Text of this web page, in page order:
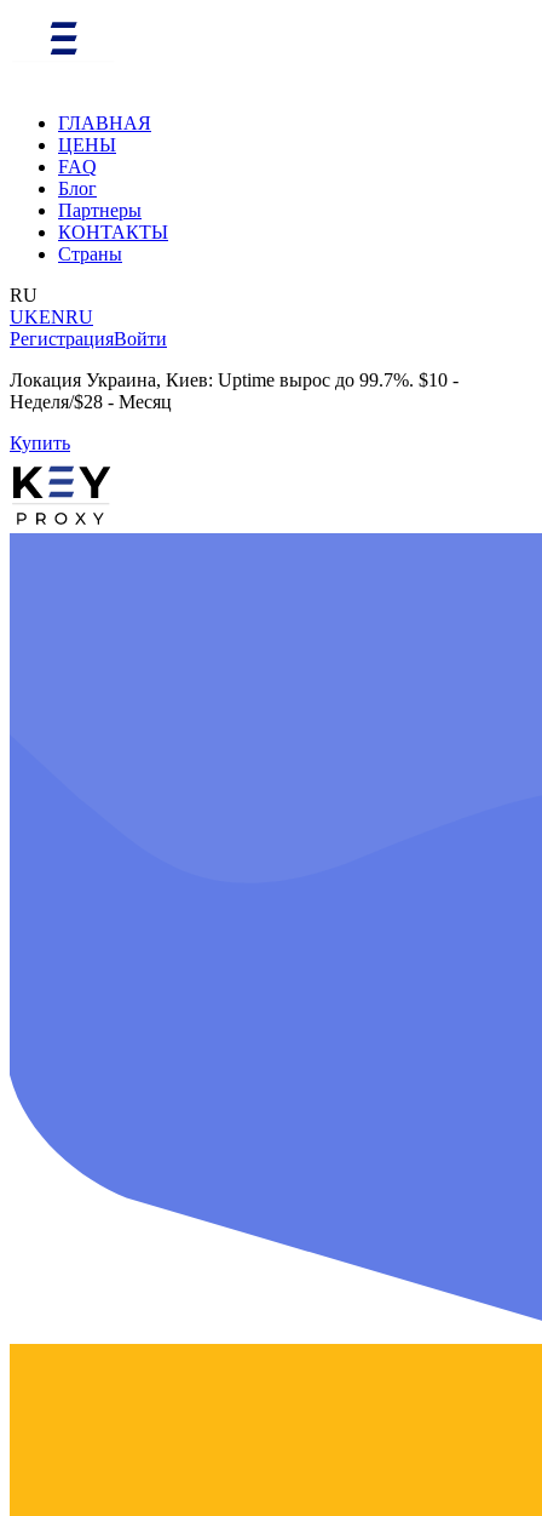
ГЛАВНАЯ
ЦЕНЫ
FAQ
Блог
Партнеры
КОНТАКТЫ
Страны
RU
UKENRU
РегистрацияВойти
Локация Украина, Киев: Uptime вырос до 99.7%. $10 -
Неделя/$28 - Месяц
Купить